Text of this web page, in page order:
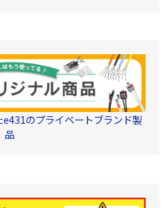
のプライベートブランド製
品